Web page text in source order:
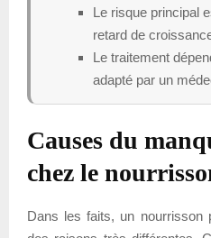
Le risque principal
retard de
Le traitement
adapté par un
Causes du
chez le
Dans les faits, un nourrisson